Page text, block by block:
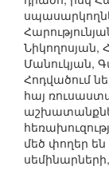
Նիկողոսյան,
Մանուկյան,
Հոդվածում
հայ
մեծ փողեր